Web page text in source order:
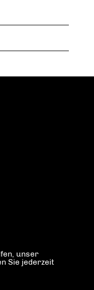
unser
Sie jederzeit